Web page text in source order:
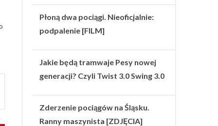
Płoną dwa pociągi. Nieoficjalnie:
podpalenie [FILM]
Jakie będą tramwaje Pesy nowej
generacji? Czyli Twist 3.0 Swing 3.0
Zderzenie pociągów na Śląsku.
Ranny maszynista [ZDJĘCIA]